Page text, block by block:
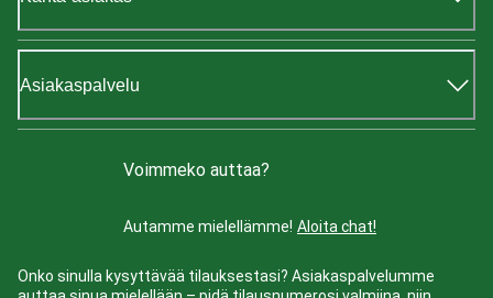
Asiakaspalvelu
Voimmeko auttaa?
Autamme mielellämme! Aloita chat!
Onko sinulla kysyttävää tilauksestasi? Asiakaspalvelumme